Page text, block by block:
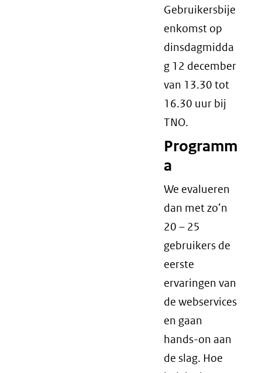
Gebruikersbije
enkomst op
dinsdagmidda
g 12 december
van 13.30 tot
16.30 uur bij
TNO.
Programm
a
We evalueren
dan met zo’n
20 – 25
gebruikers de
eerste
ervaringen van
de webservices
en gaan
hands-on aan
de slag. Hoe